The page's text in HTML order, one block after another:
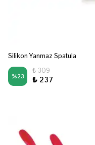
Silikon Yanmaz Spatula
%23
₺ 309
₺ 237